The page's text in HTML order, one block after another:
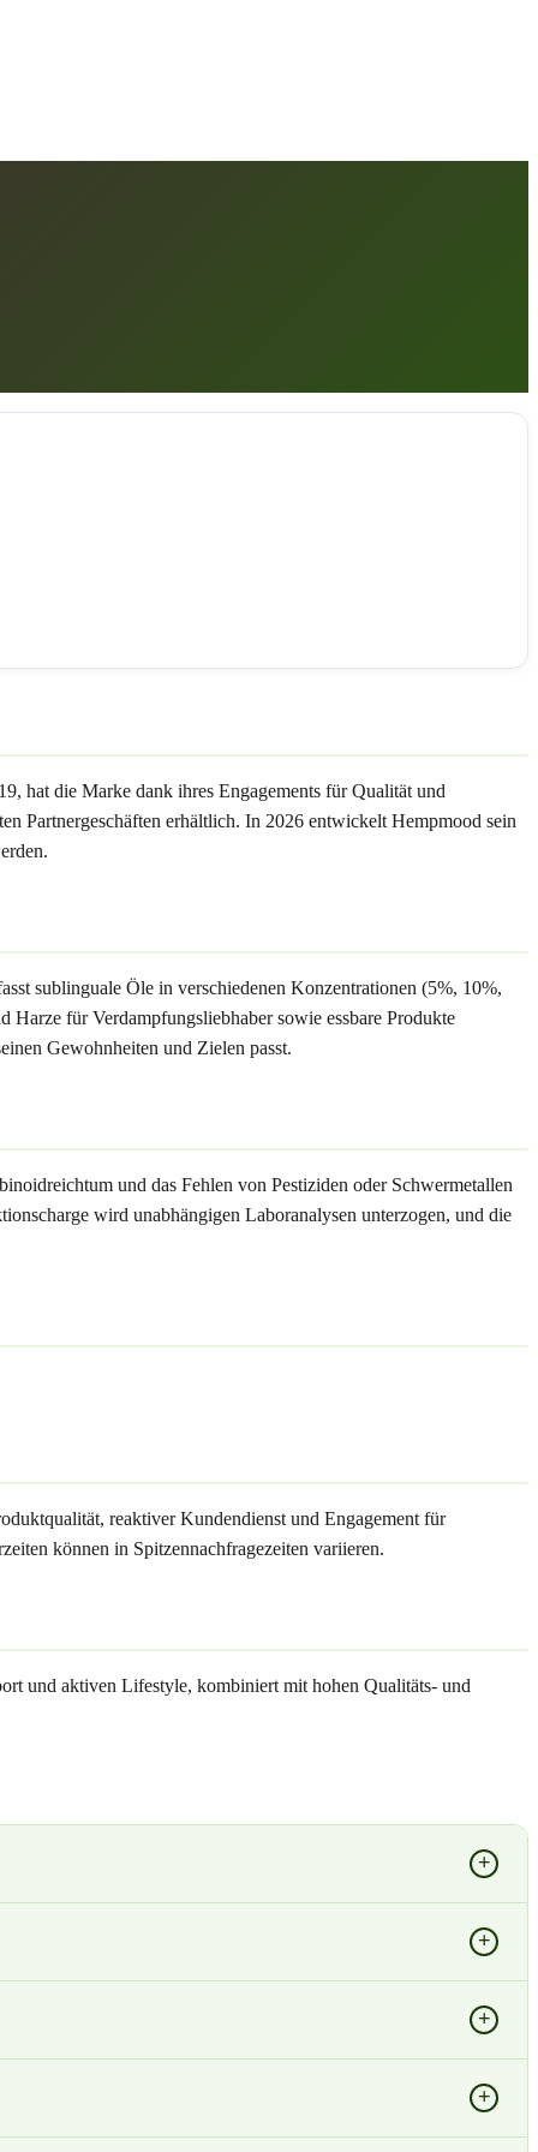
hat die Marke dank ihres Engagements für Qualität und
Partnergeschäften erhältlich. In 2026 entwickelt Hempmood sein
sublinguale Öle in verschiedenen Konzentrationen (5%, 10%,
für Verdampfungsliebhaber sowie essbare Produkte
Gewohnheiten und Zielen passt.
und das Fehlen von Pestiziden oder Schwermetallen
wird unabhängigen Laboranalysen unterzogen, und die
reaktiver Kundendienst und Engagement für
können in Spitzennachfragezeiten variieren.
und aktiven Lifestyle, kombiniert mit hohen Qualitäts- und
+
+
+
+